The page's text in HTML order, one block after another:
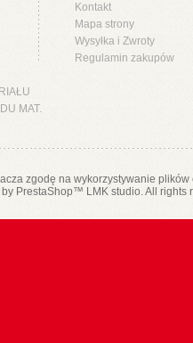
Kontakt
Mapa strony
Wysyłka i Zwroty
Regulamin zakupów
MAT.
zgodę na wykorzystywanie
PrestaShop™ LMK studio. All rights